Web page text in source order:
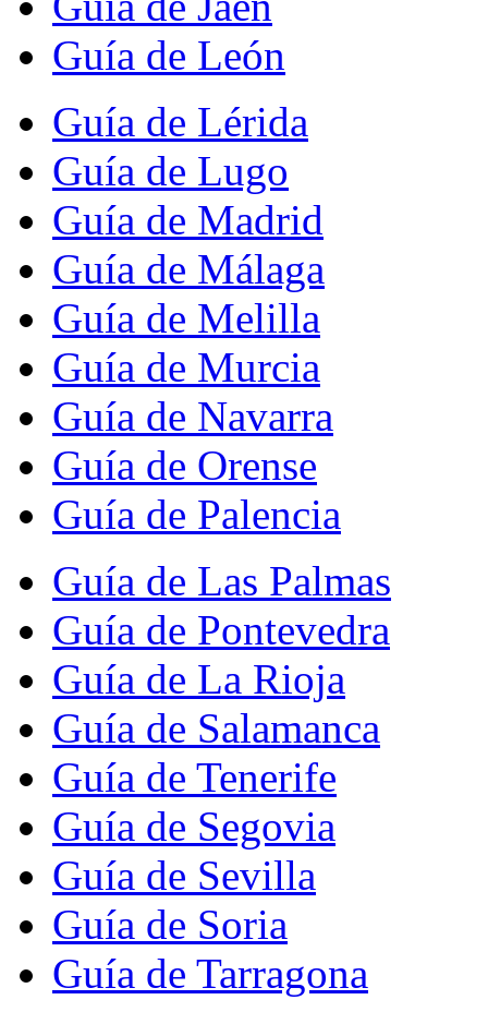
Guía de León
Guía de Lérida
Guía de Lugo
Guía de Madrid
Guía de Málaga
Guía de Melilla
Guía de Murcia
Guía de Navarra
Guía de Orense
Guía de Palencia
Guía de Las Palmas
Guía de Pontevedra
Guía de La Rioja
Guía de Salamanca
Guía de Tenerife
Guía de Segovia
Guía de Sevilla
Guía de Soria
Guía de Tarragona